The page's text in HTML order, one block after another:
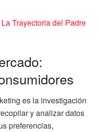
Trayectoria del Padre
es la investigación
y analizar datos
preferencias,